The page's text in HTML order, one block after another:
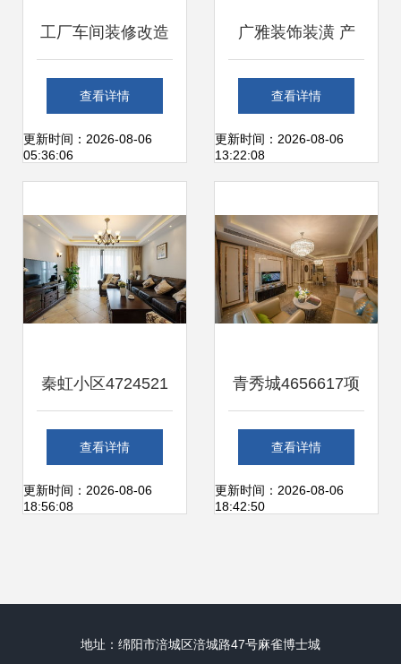
工厂车间装修改造
与翻新升级工程 防
火隔热与装饰装修
查看详情
更新时间：2026-08-06
05:36:06
广雅装饰装潢 产
品、形象与加盟模
式解析
查看详情
更新时间：2026-08-06
13:22:08
秦虹小区4724521
美全装饰的精工品
质与家装艺术
查看详情
更新时间：2026-08-06
18:56:08
青秀城4656617项
目 金仕捷装饰打造
品质家居新典范
查看详情
更新时间：2026-08-06
18:42:50
地址：绵阳市涪城区涪城路47号麻雀博士城